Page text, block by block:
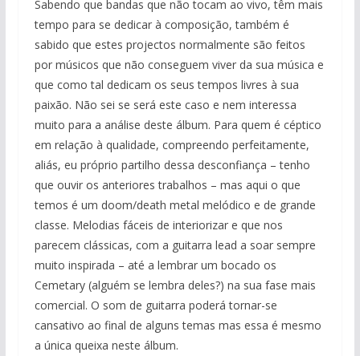
Sabendo que bandas que não tocam ao vivo, têm mais
tempo para se dedicar à composição, também é
sabido que estes projectos normalmente são feitos
por músicos que não conseguem viver da sua música e
que como tal dedicam os seus tempos livres à sua
paixão. Não sei se será este caso e nem interessa
muito para a análise deste álbum. Para quem é céptico
em relação à qualidade, compreendo perfeitamente,
aliás, eu próprio partilho dessa desconfiança – tenho
que ouvir os anteriores trabalhos – mas aqui o que
temos é um doom/death metal melódico e de grande
classe. Melodias fáceis de interiorizar e que nos
parecem clássicas, com a guitarra lead a soar sempre
muito inspirada – até a lembrar um bocado os
Cemetary (alguém se lembra deles?) na sua fase mais
comercial. O som de guitarra poderá tornar-se
cansativo ao final de alguns temas mas essa é mesmo
a única queixa neste álbum.